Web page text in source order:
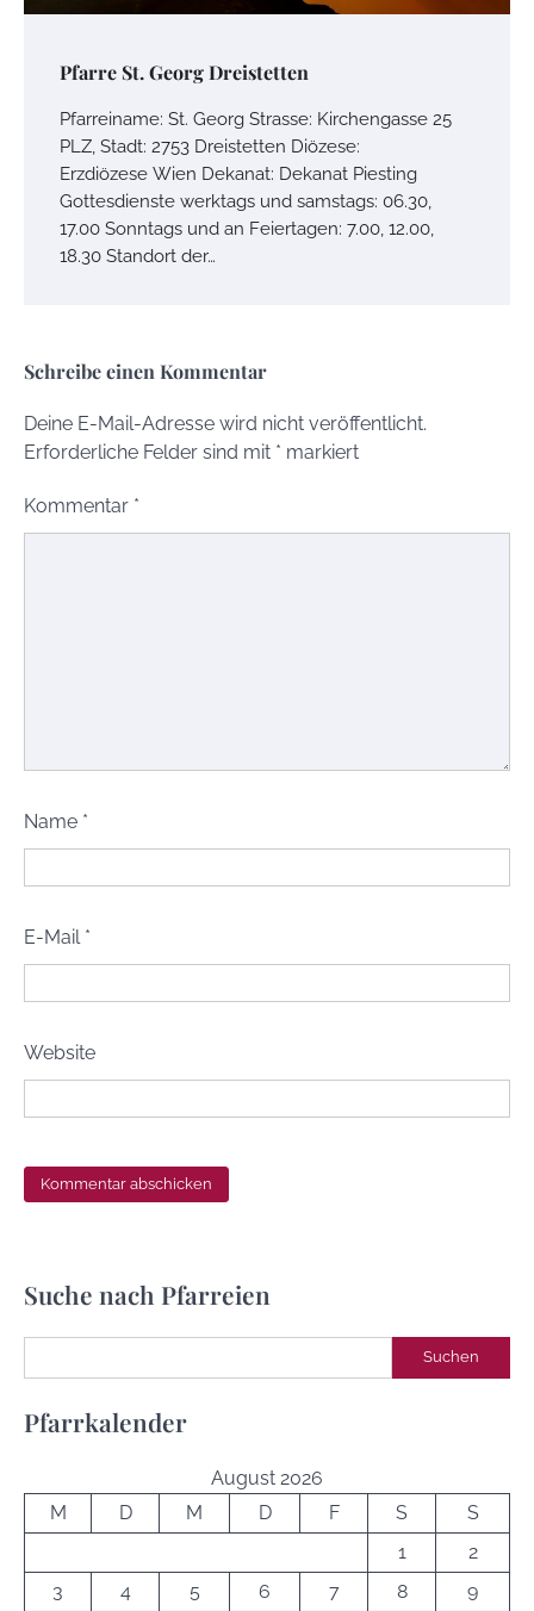
Pfarre St. Georg Dreistetten
Pfarreiname: St. Georg Strasse: Kirchengasse 25
PLZ, Stadt: 2753 Dreistetten Diözese:
Erzdiözese Wien Dekanat: Dekanat Piesting
Gottesdienste werktags und samstags: 06.30,
17.00 Sonntags und an Feiertagen: 7.00, 12.00,
18.30 Standort der…
Schreibe einen Kommentar
Deine E-Mail-Adresse wird nicht veröffentlicht.
Erforderliche Felder sind mit * markiert
Kommentar *
Name *
E-Mail *
Website
Suche nach Pfarreien
Suchen
Pfarrkalender
August 2026
M
D M D F S
S
1
2
3
4 5 6 7 8
9